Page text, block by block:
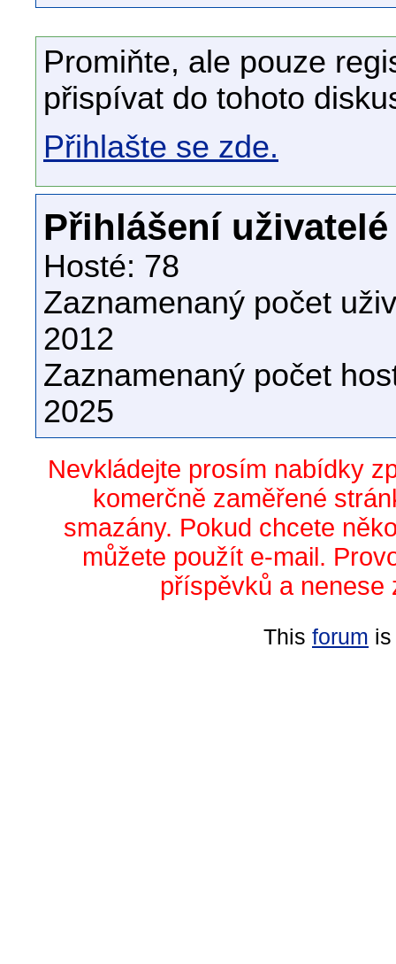
Promiňte, ale pouze
přispívat do tohoto
Přihlašte se zde.
Přihlášení uživatelé
Hosté: 78
Zaznamenaný počet
2012
Zaznamenaný počet
2025
Nevkládejte prosím nabídky
komerčně zaměřené
smazány. Pokud chcete
můžete použít e-mail.
příspěvků a nenese
This forum